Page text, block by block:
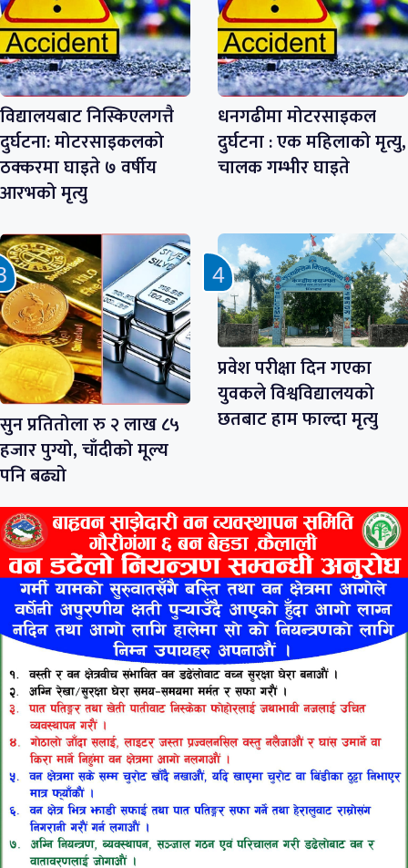
विद्यालयबाट निस्किएलगत्तै
दुर्घटना: मोटरसाइकलको
ठक्करमा घाइते ७ वर्षीय
आरभको मृत्यु
धनगढीमा मोटरसाइकल
दुर्घटना : एक महिलाको मृत्यु,
चालक गम्भीर घाइते
सुन प्रतितोला रु २ लाख ८५
हजार पुग्यो, चाँदीको मूल्य
पनि बढ्यो
प्रवेश परीक्षा दिन गएका
युवकले विश्वविद्यालयको
छतबाट हाम फाल्दा मृत्यु